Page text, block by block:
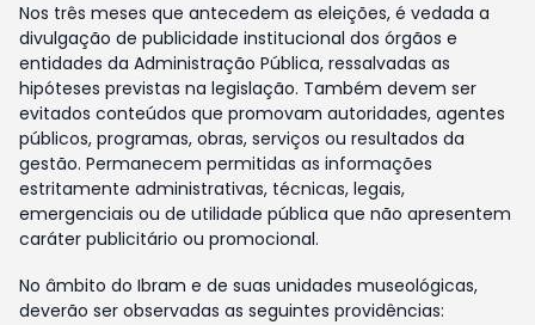
Nos três meses que antecedem as eleições, é vedada a
divulgação de publicidade institucional dos órgãos e
entidades da Administração Pública, ressalvadas as
hipóteses previstas na legislação. Também devem ser
evitados conteúdos que promovam autoridades, agentes
públicos, programas, obras, serviços ou resultados da
gestão. Permanecem permitidas as informações
estritamente administrativas, técnicas, legais,
emergenciais ou de utilidade pública que não apresentem
caráter publicitário ou promocional.
No âmbito do Ibram e de suas unidades museológicas,
deverão ser observadas as seguintes providências: